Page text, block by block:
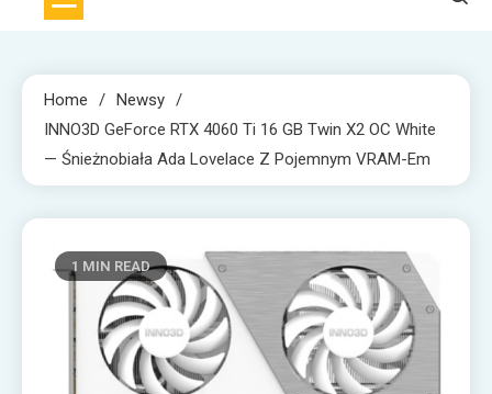
Home
Newsy
INNO3D GeForce RTX 4060 Ti 16 GB Twin X2 OC White
— Śnieżnobiała Ada Lovelace Z Pojemnym VRAM-Em
1 MIN READ